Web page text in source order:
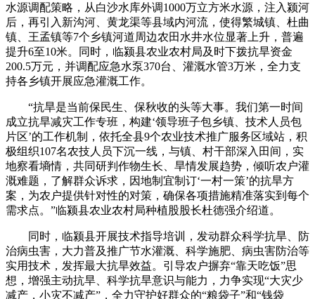
水源调配策略，从白沙水库外调1000万立方米水源，注入颍河
后，再引入新沟河、黄龙渠等县域内河流，使得繁城镇、杜曲
镇、王孟镇等7个乡镇河道周边农田水井水位显著上升，普遍
提升6至10米。同时，临颍县农业农村局及时下拨抗旱资金
200.5万元，并调配应急水泵370台、灌溉水管3万米，全力支
持各乡镇开展应急灌溉工作。
“抗旱是当前保民生、保秋收的头等大事。我们第一时间
成立抗旱减灾工作专班，构建‘领导班子包乡镇、技术人员包
片区’的工作机制，依托全县9个农业技术推广服务区域站，积
极组织107名农技人员下沉一线，与镇、村干部深入田间，实
地察看墒情，共同研判作物生长、旱情发展趋势，倾听农户灌
溉难题，了解群众诉求，因地制宜制订‘一村一策’的抗旱方
案，为农户提供针对性的对策，确保各项措施精准落实到每个
需求点。”临颍县农业农村局种植股股长杜德强介绍道。
同时，临颍县开展技术指导培训，发动群众科学抗旱、防
治病虫害，大力普及推广节水灌溉、科学施肥、病虫害防治等
实用技术，发挥最大抗旱效益。引导农户摒弃“靠天吃饭”思
想，增强主动抗旱、科学抗旱意识与能力，力争实现“大灾少
减产，小灾不减产”，全力守护好群众的“粮袋子”和“钱袋